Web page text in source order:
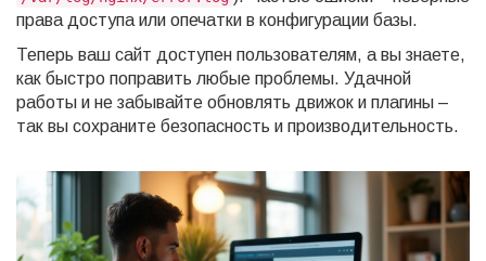
права доступа или опечатки в конфигурации базы.
Теперь ваш сайт доступен пользователям, а вы знаете,
как быстро поправить любые проблемы. Удачной
работы и не забывайте обновлять движок и плагины –
так вы сохраните безопасность и производительность.